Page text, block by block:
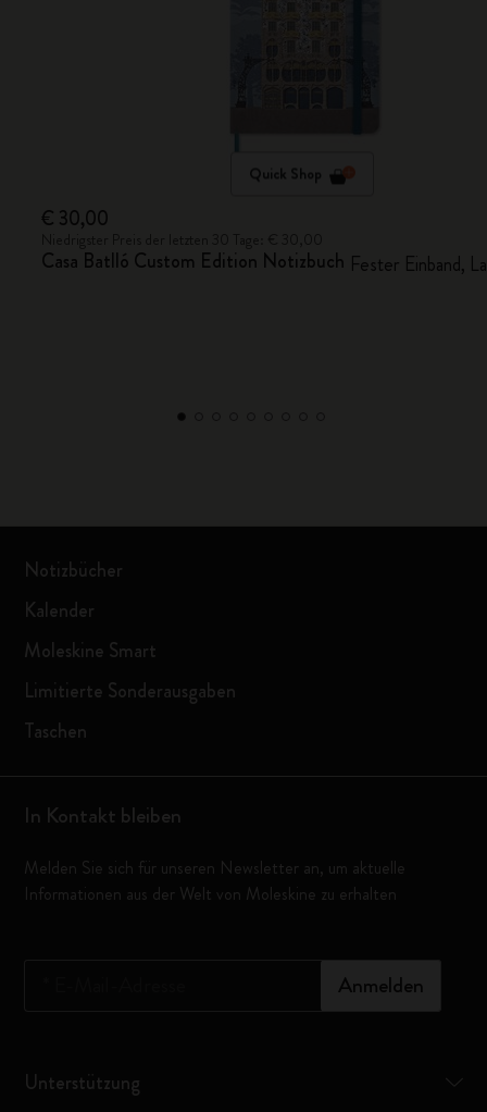
Quick Shop
€ 30,00
Casa Batlló Custom Edition Notizbuch Fester Einband,
Notizbücher
Kalender
Moleskine Smart
Limitierte Sonderausgaben
Taschen
In Kontakt bleiben
Melden Sie sich für unseren Newsletter an, um aktuelle
Informationen aus der Welt von Moleskine zu erhalten
Anmelden
Unterstützung